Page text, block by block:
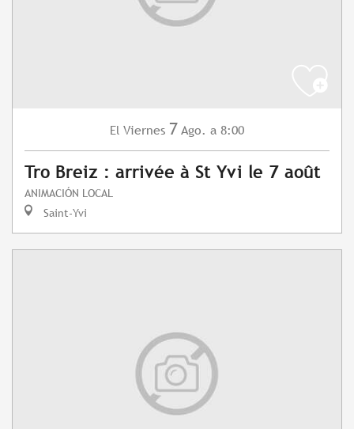
El Viernes 7 Ago. a 8:00
Tro Breiz : arrivée à St Yvi le 7 août
ANIMACIÓN LOCAL
Saint-Yvi